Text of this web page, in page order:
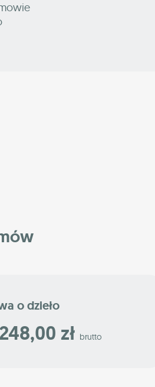
o dzieło
zł brutto